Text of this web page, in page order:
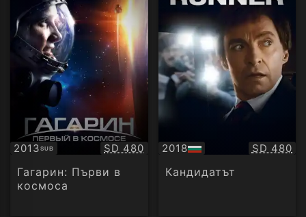
2013SUB
Субтитри Качество:
SD 480
Гагарин: Първи в
космоса
2018
БГ
аудио
SD 480
Кандидатът